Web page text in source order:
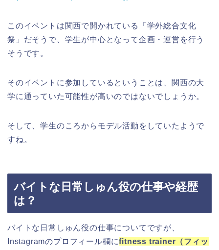
このイベントは関西で開かれている「学外総合文化
祭」だそうで、学生が中心となって企画・運営を行う
そうです。
そのイベントに参加しているということは、関西の大
学に通っていた可能性が高いのではないでしょうか。
そして、学生のころからモデル活動をしていたようで
すね。
バイトな日常しゅん役の仕事や経歴
は？
バイトな日常しゅん役の仕事についてですが、
Instagramのプロフィール欄にfitness trainer（フィッ